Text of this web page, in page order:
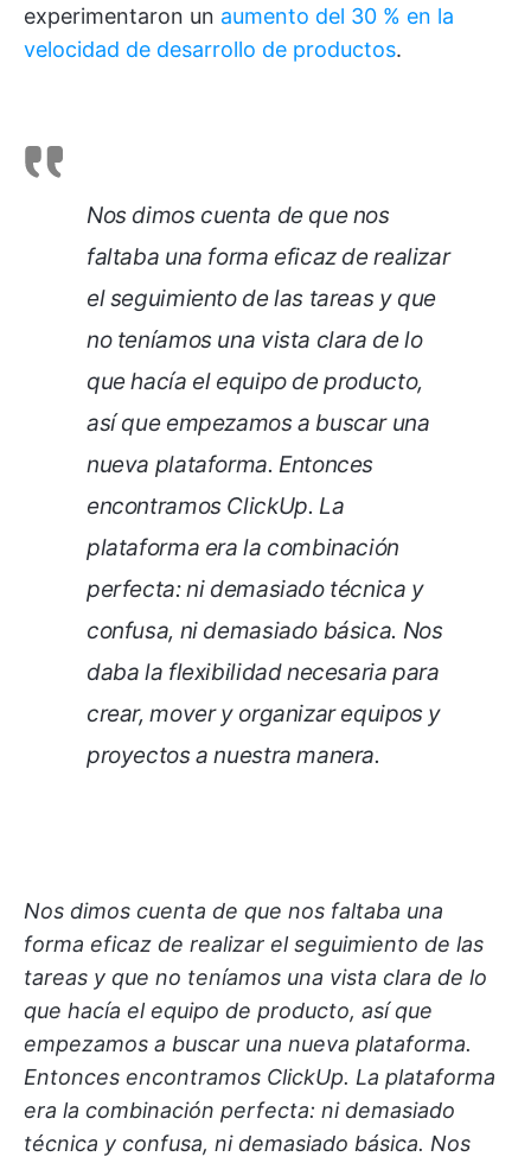
experimentaron un aumento del 30 % en la
velocidad de desarrollo de productos.
Nos dimos cuenta de que nos
faltaba una forma eficaz de realizar
el seguimiento de las tareas y que
no teníamos una vista clara de lo
que hacía el equipo de producto,
así que empezamos a buscar una
nueva plataforma. Entonces
encontramos ClickUp. La
plataforma era la combinación
perfecta: ni demasiado técnica y
confusa, ni demasiado básica. Nos
daba la flexibilidad necesaria para
crear, mover y organizar equipos y
proyectos a nuestra manera.
Nos dimos cuenta de que nos faltaba una
forma eficaz de realizar el seguimiento de las
tareas y que no teníamos una vista clara de lo
que hacía el equipo de producto, así que
empezamos a buscar una nueva plataforma.
Entonces encontramos ClickUp. La plataforma
era la combinación perfecta: ni demasiado
técnica y confusa, ni demasiado básica. Nos